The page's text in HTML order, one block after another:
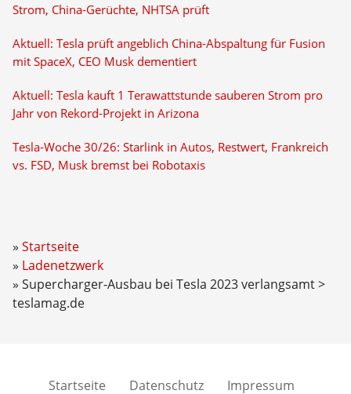
Strom, China-Gerüchte, NHTSA prüft
Aktuell: Tesla prüft angeblich China-Abspaltung für Fusion
mit SpaceX, CEO Musk dementiert
Aktuell: Tesla kauft 1 Terawattstunde sauberen Strom pro
Jahr von Rekord-Projekt in Arizona
Tesla-Woche 30/26: Starlink in Autos, Restwert, Frankreich
vs. FSD, Musk bremst bei Robotaxis
Startseite
Ladenetzwerk
Supercharger-Ausbau bei Tesla 2023 verlangsamt >
teslamag.de
Startseite Datenschutz Impressum